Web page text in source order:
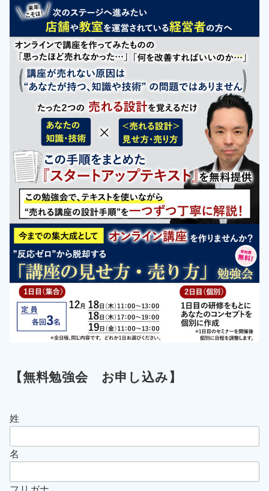
【無料勉強会 お申し込み】
姓
名